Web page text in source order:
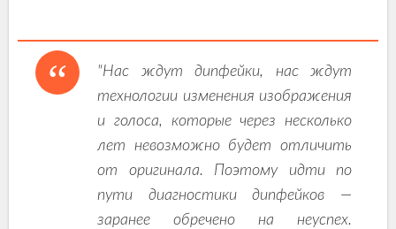
"Нас ждут дипфейки, нас ждут
технологии изменения изображения
и голоса, которые через несколько
лет невозможно будет отличить
от оригинала. Поэтому идти по
пути диагностики дипфейков —
заранее обречено на неуспех.